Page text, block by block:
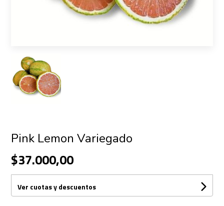
Pink Lemon Variegado
$37.000,00
Ver cuotas y descuentos